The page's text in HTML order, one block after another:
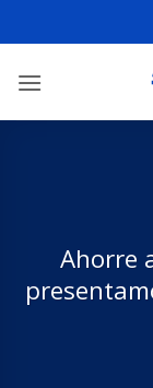
Ahorre